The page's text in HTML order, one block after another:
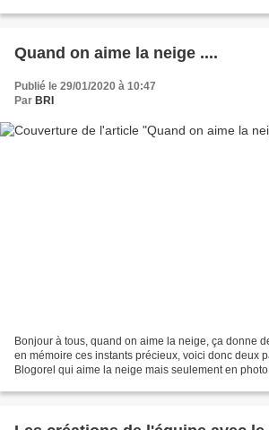
Quand on aime la neige ....
Publié le 29/01/2020 à 10:47
Par BRI
Bonjour à tous, quand on aime la neige, ça donne
en mémoire ces instants précieux, voici donc deux
Blogorel qui aime la neige mais seulement en photo